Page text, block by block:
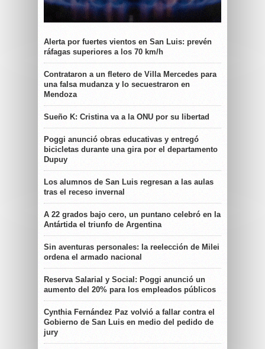
Alerta por fuertes vientos en San Luis: prevén
ráfagas superiores a los 70 km/h
Contrataron a un fletero de Villa Mercedes para
una falsa mudanza y lo secuestraron en
Mendoza
Sueño K: Cristina va a la ONU por su libertad
Poggi anunció obras educativas y entregó
bicicletas durante una gira por el departamento
Dupuy
Los alumnos de San Luis regresan a las aulas
tras el receso invernal
A 22 grados bajo cero, un puntano celebró en la
Antártida el triunfo de Argentina
Sin aventuras personales: la reelección de Milei
ordena el armado nacional
Reserva Salarial y Social: Poggi anunció un
aumento del 20% para los empleados públicos
Cynthia Fernández Paz volvió a fallar contra el
Gobierno de San Luis en medio del pedido de
jury